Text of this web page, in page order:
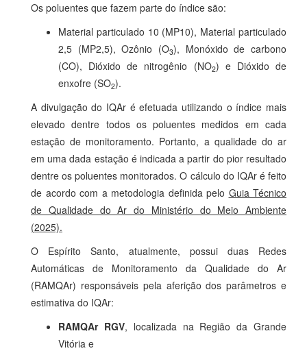
Os poluentes que fazem parte do índice são:
Material particulado 10 (MP10), Material particulado
2,5 (MP2,5), Ozônio (O3), Monóxido de carbono
(CO), Dióxido de nitrogênio (NO2) e Dióxido de
enxofre (SO2).
A divulgação do IQAr é efetuada utilizando o índice mais
elevado dentre todos os poluentes medidos em cada
estação de monitoramento. Portanto, a qualidade do ar
em uma dada estação é indicada a partir do pior resultado
dentre os poluentes monitorados. O cálculo do IQAr é feito
de acordo com a metodologia definida pelo Guia Técnico
de Qualidade do Ar do Ministério do Meio Ambiente
(2025).
O Espírito Santo, atualmente, possui duas Redes
Automáticas de Monitoramento da Qualidade do Ar
(RAMQAr) responsáveis pela aferição dos parâmetros e
estimativa do IQAr:
RAMQAr RGV, localizada na Região da Grande
Vitória e